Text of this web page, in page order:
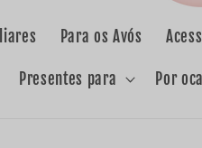
Para os Avós
Presentes para Por